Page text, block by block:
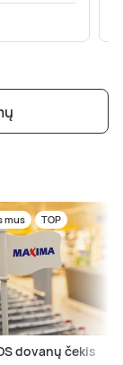
mus TOP
dovanų čekis